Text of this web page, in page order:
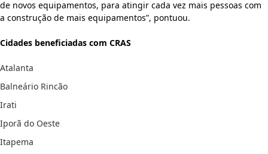
de novos equipamentos, para atingir cada vez mais pessoas com
a construção de mais equipamentos”, pontuou.
Cidades beneficiadas com CRAS
Atalanta
Balneário Rincão
Irati
Iporã do Oeste
Itapema